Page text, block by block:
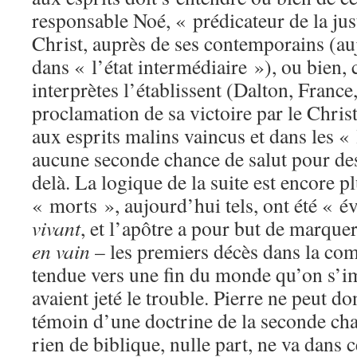
responsable Noé, « prédicateur de la
Christ, auprès de ses contemporains
dans « l’état intermédiaire »), ou bien,
interprètes l’établissent (Dalton,
proclamation de sa victoire par le
aux esprits malins vaincus et dans les
aucune seconde chance de salut pour
delà. La logique de la suite est encore
« morts », aujourd’hui tels, ont été «
vivant, et l’apôtre a pour but de
en vain – les premiers décès dans la
tendue vers une fin du monde qu’on
avaient jeté le trouble. Pierre ne peut
témoin d’une doctrine de la seconde
rien de biblique, nulle part, ne va dans